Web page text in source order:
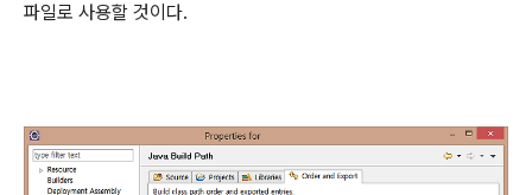
파일로 사용할 것이다.